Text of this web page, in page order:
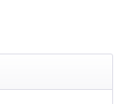
FSDG LITE - Dakar